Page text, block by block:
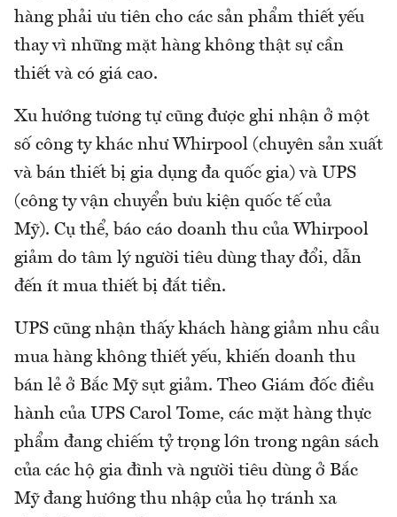
hàng phải ưu tiên cho các sản phẩm thiết yếu
thay vì những mặt hàng không thật sự cần
thiết và có giá cao.
Xu hướng tương tự cũng được ghi nhận ở một
số công ty khác như Whirpool (chuyên sản xuất
và bán thiết bị gia dụng đa quốc gia) và UPS
(công ty vận chuyển bưu kiện quốc tế của
Mỹ). Cụ thể, báo cáo doanh thu của Whirpool
giảm do tâm lý người tiêu dùng thay đổi, dẫn
đến ít mua thiết bị đắt tiền.
UPS cũng nhận thấy khách hàng giảm nhu cầu
mua hàng không thiết yếu, khiến doanh thu
bán lẻ ở Bắc Mỹ sụt giảm. Theo Giám đốc điều
hành của UPS Carol Tome, các mặt hàng thực
phẩm đang chiếm tỷ trọng lớn trong ngân sách
của các hộ gia đình và người tiêu dùng ở Bắc
Mỹ đang hướng thu nhập của họ tránh xa